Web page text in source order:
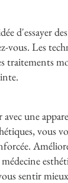
d'essayer
vous. Les
traitements
une
vous
sentir